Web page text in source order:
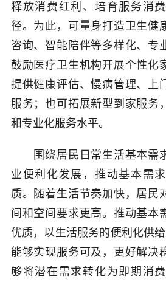
释放消费红利、培育服务消
径。为此，可量身打造卫生健
咨询、智能陪伴等多样化、专
鼓励医疗卫生机构开展个性化
提供健康评估、慢病管理、上
服务；也可拓展新型到家服务
和专业化服务水平。
围绕居民日常生活基本需
业便利化发展，推动基本需
质。随着生活节奏加快，居民
间和空间要求更高。推动基本
优质，以生活服务的便利化供
能够实现服务可及，更好解决
够将潜在需求转化为即期消